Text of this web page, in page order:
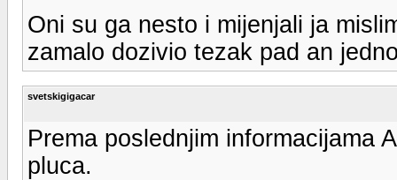
Oni su ga nesto i mijenjali ja
zamalo dozivio tezak pad an
svetskigigacar
Prema poslednjim informacijama
pluca.